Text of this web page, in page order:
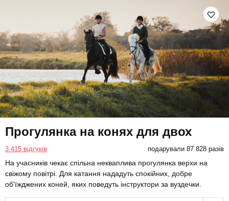
Прогулянка на конях для двох
3 415 відгуків подарували 87 828 разів
На учасників чекає спільна некваплива прогулянка верхи на
свіжому повітрі. Для катання нададуть спокійних, добре
об'їжджених коней, яких поведуть інструктори за вуздечки.